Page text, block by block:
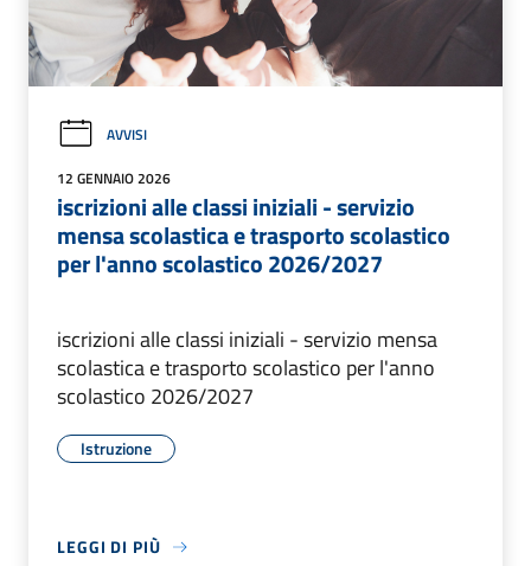
AVVISI
12 GENNAIO 2026
iscrizioni alle classi iniziali - servizio
mensa scolastica e trasporto scolastico
per l'anno scolastico 2026/2027
iscrizioni alle classi iniziali - servizio mensa
scolastica e trasporto scolastico per l'anno
scolastico 2026/2027
Istruzione
LEGGI DI PIÙ